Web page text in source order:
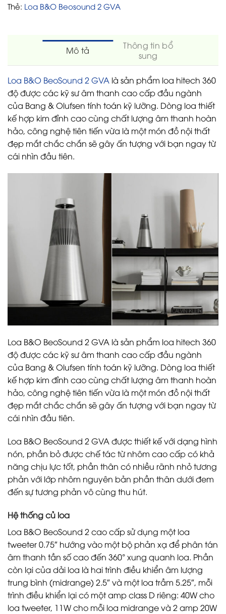
Thẻ: Loa B&O Beosound 2 GVA
Mô tả
Thông tin bổ
sung
Loa B&O BeoSound 2 GVA là sản phẩm loa hitech 360
độ được các kỹ sư âm thanh cao cấp đầu ngành
của Bang & Olufsen tính toán kỹ lưỡng. Dòng loa thiết
kế hợp kim đỉnh cao cùng chất lượng âm thanh hoàn
hảo, công nghệ tiên tiến vừa là một món đồ nội thất
đẹp mắt chắc chắn sẽ gây ấn tượng với bạn ngay từ
cái nhìn đầu tiên.
Loa B&O BeoSound 2 GVA là sản phẩm loa hitech 360
độ được các kỹ sư âm thanh cao cấp đầu ngành
của Bang & Olufsen tính toán kỹ lưỡng. Dòng loa thiết
kế hợp kim đỉnh cao cùng chất lượng âm thanh hoàn
hảo, công nghệ tiên tiến vừa là một món đồ nội thất
đẹp mắt chắc chắn sẽ gây ấn tượng với bạn ngay từ
cái nhìn đầu tiên.
Loa B&O BeoSound 2 GVA được thiết kế với dạng hình
nón, phần bỏ được chế tác từ nhôm cao cấp có khả
năng chịu lực tốt, phần thân có nhiều rãnh nhỏ tương
phản với lớp nhôm nguyên bản phần thân dưới đem
đến sự tương phản vô cùng thu hút.
Hệ thống củ loa
Loa B&O BeoSound 2 cao cấp sử dụng một loa
tweeter 0.75″ hướng vào một bộ phản xạ để phân tán
âm thanh tần số cao đến 360° xung quanh loa. Phần
còn lại của dải loa là hai trình điều khiển âm lượng
trung bình (midrange) 2.5″ và một loa trầm 5.25″, mỗi
trình điều khiển lại có một amp class D riêng: 40W cho
loa tweeter, 11W cho mỗi loa midrange và 2 amp 20W